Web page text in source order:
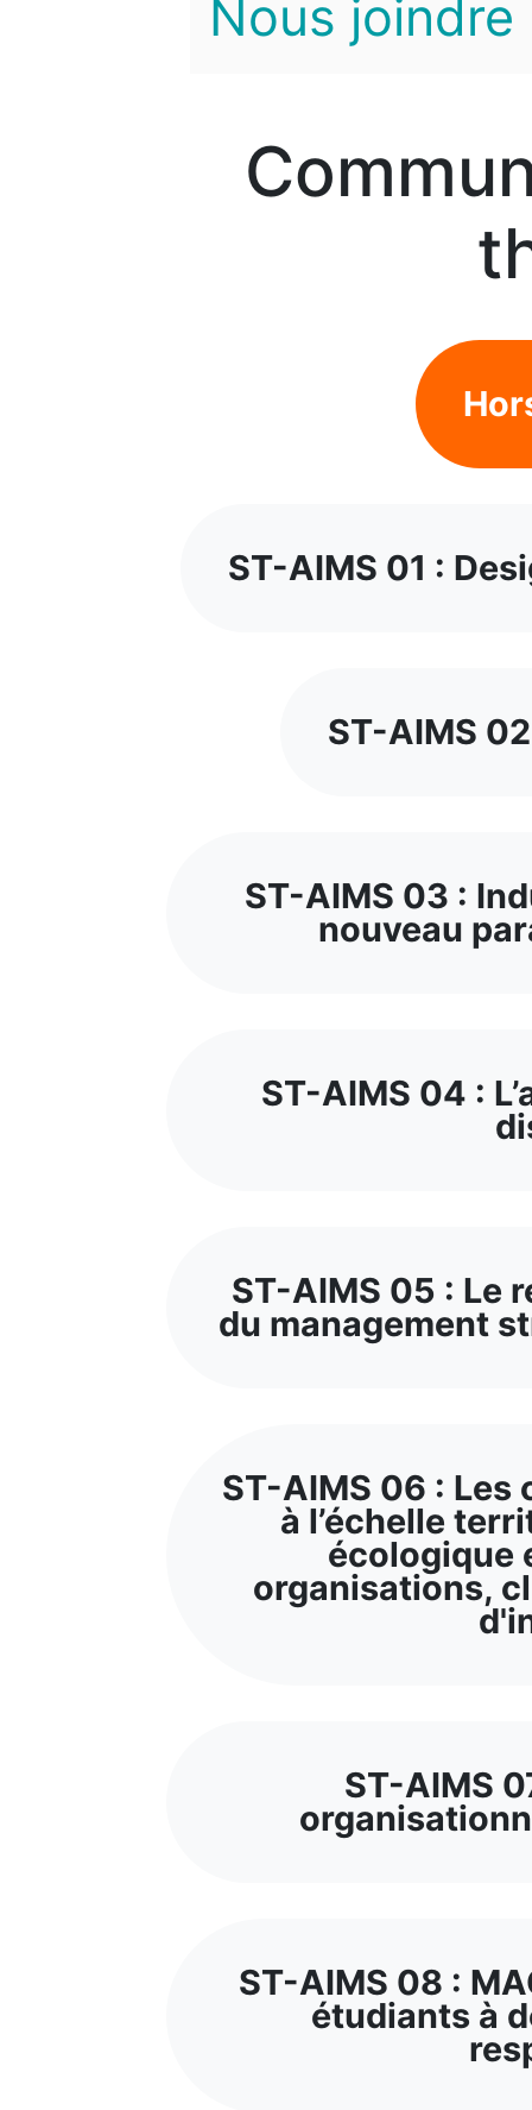
Nous joindre
ST-AIMS 01 :
ST-AIMS
ST-AIMS 03 :
nouveau
ST-AIMS 04 :
ST-AIMS 05 : Le
du management
ST-AIMS 06 :
à l’échelle
écologique
organisations,
ST-AIMS
ST-AIMS 08 :
étudiants à